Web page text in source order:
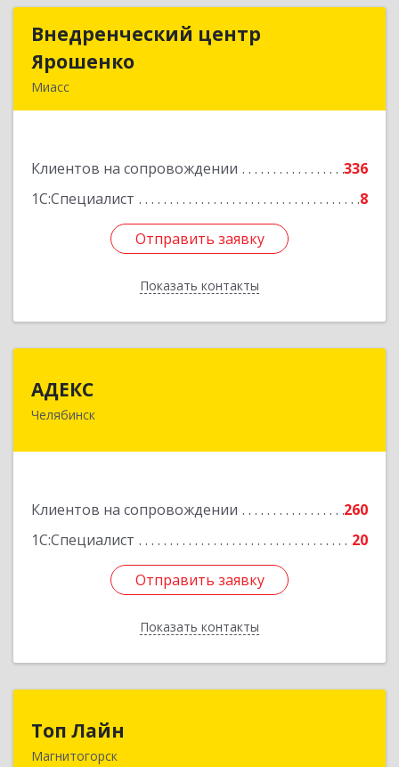
Внедренческий центр
Ярошенко
Миасс
Клиентов на сопровождении
336
1С:Специалист
8
Отправить заявку
Показать контакты
Внедренческий центр
Подробнее
Отправить заявку
Назад
АДЕКС
Челябинск
Клиентов на сопровождении
260
1С:Специалист
20
Отправить заявку
Показать контакты
454080, Челябинская обл, Челябинск г, Смирных
Отправить заявку
Назад
Топ Лайн
Магнитогорск454000, Челябинская обл, Магнитогорск г,